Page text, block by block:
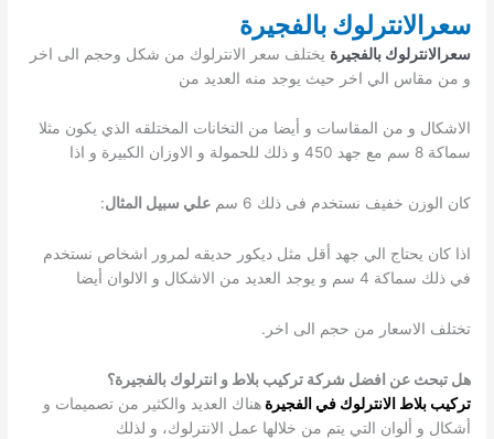
سعرالانترلوك بالفجيرة
سعرالانترلوك بالفجيرة يختلف سعر الانترلوك من شكل وحجم الى اخر
و من مقاس الي اخر حيث يوجد منه العديد من
الاشكال و من المقاسات و أيضا من التخانات المختلقه الذي يكون مثلا
سماكة 8 سم مع جهد 450 و ذلك للحمولة و الاوزان الكبيرة و اذا
كان الوزن خفيف نستخدم فى ذلك 6 سم علي سبيل المثال:
اذا كان يحتاج الي جهد أقل مثل ديكور حديقه لمرور اشخاص نستخدم
في ذلك سماكة 4 سم و يوجد العديد من الاشكال و الالوان أيضا
تختلف الاسعار من حجم الى اخر.
هل تبحث عن افضل شركة تركيب بلاط و انترلوك بالفجيرة؟
تركيب بلاط الانترلوك في الفجيرة هناك العديد والكثير من تصميمات و
أشكال و ألوان التي يتم من خلالها عمل الانترلوك، و لذلك